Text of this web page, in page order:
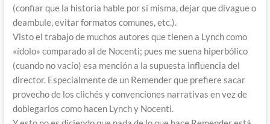
(confiar que la historia hable por sí misma, dejar que divague o
deambule, evitar formatos comunes, etc.).
Visto el trabajo de muchos autores que tienen a Lynch como
«ídolo» comparado al de Nocenti; pues me suena hiperbólico
(cuando no vacío) esa mención a la supuesta influencia del
director. Especialmente de un Remender que prefiere sacar
provecho de los clichés y convenciones narrativas en vez de
doblegarlos como hacen Lynch y Nocenti.